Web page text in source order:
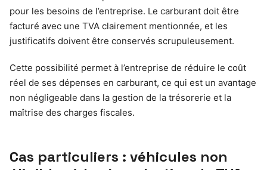
pour les besoins de l’entreprise. Le carburant doit être
facturé avec une TVA clairement mentionnée, et les
justificatifs doivent être conservés scrupuleusement.
Cette possibilité permet à l’entreprise de réduire le coût
réel de ses dépenses en carburant, ce qui est un avantage
non négligeable dans la gestion de la trésorerie et la
maîtrise des charges fiscales.
Cas particuliers : véhicules non